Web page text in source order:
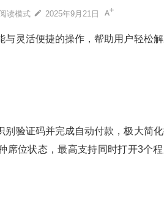
阅读模式 2025年9月21日
与灵活便捷的操作，帮助用户轻松
别验证码并完成自动付款，极大简
席位状态，最高支持同时打开3个